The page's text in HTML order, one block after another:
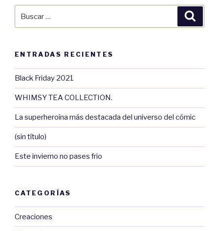
ENTRADAS RECIENTES
Black Friday 2021
WHIMSY TEA COLLECTION.
La superheroína más destacada del universo del cómic
(sin título)
Este invierno no pases frio
CATEGORÍAS
Creaciones